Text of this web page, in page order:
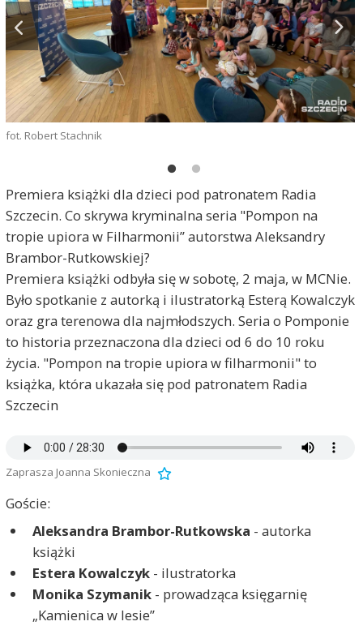
fot. Robert Stachnik
Premiera książki dla dzieci pod patronatem Radia
Szczecin. Co skrywa kryminalna seria "Pompon na
tropie upiora w Filharmonii” autorstwa Aleksandry
Brambor-Rutkowskiej?
Premiera książki odbyła się w sobotę, 2 maja, w MCNie.
Było spotkanie z autorką i ilustratorką Esterą Kowalczyk
oraz gra terenowa dla najmłodszych. Seria o Pomponie
to historia przeznaczona dla dzieci od 6 do 10 roku
życia. "Pompon na tropie upiora w filharmonii" to
książka, która ukazała się pod patronatem Radia
Szczecin
Zaprasza Joanna Skonieczna
Goście:
Aleksandra Brambor-Rutkowska - autorka
książki
Estera Kowalczyk- ilustratorka
Monika Szymanik- prowadząca księgarnię
„Kamienica w lesie”